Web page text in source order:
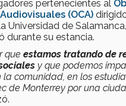
pertenecientes al
(OCA)
Universidad de
durante su estancia.
que estamos tratando de
y que podemos
la comunidad, en los
de Monterrey por una